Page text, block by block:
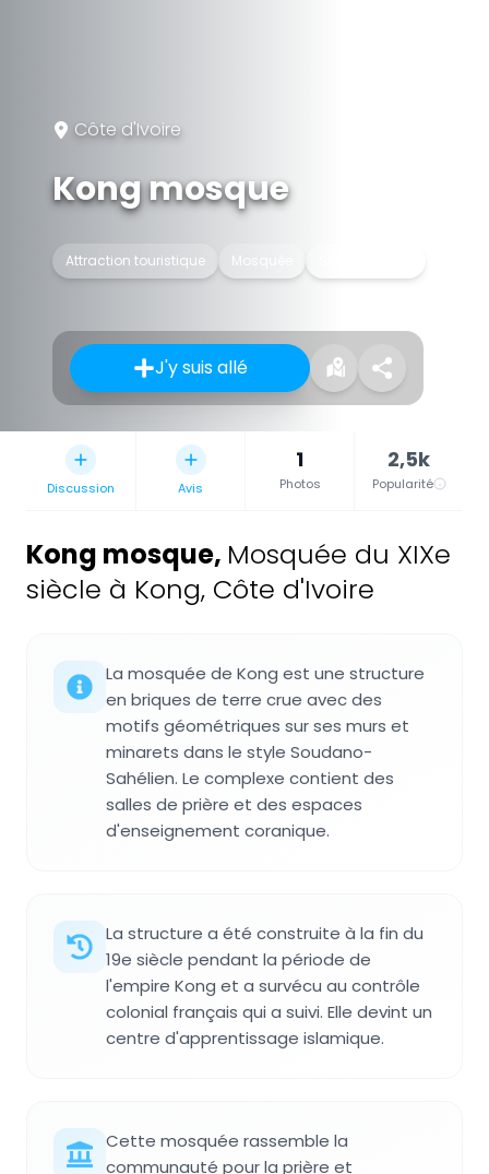
Côte d'Ivoire
Kong mosque
Attraction touristique Mosquée
J'y suis allé
Discussion Avis
1
Photos
2,5k
Popularité
Kong mosque, Mosquée du XIXe
siècle à Kong, Côte d'Ivoire
La mosquée de Kong est une structure
en briques de terre crue avec des
motifs géométriques sur ses murs et
minarets dans le style Soudano-
Sahélien. Le complexe contient des
salles de prière et des espaces
d'enseignement coranique.
La structure a été construite à la fin du
19e siècle pendant la période de
l'empire Kong et a survécu au contrôle
colonial français qui a suivi. Elle devint un
centre d'apprentissage islamique.
Cette mosquée rassemble la
communauté pour la prière et